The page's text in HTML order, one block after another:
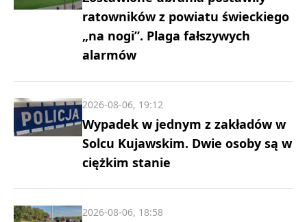
ratowników z powiatu świeckiego
„na nogi”. Plaga fałszywych
alarmów
Wypadek w jednym z zakładów w
Solcu Kujawskim. Dwie osoby są w
ciężkim stanie
2026-08-06, 19:12
2026-08-06, 18:58